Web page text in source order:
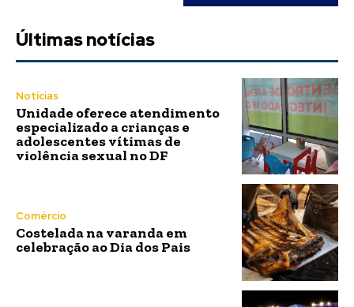
Últimas notícias
Notícias
Unidade oferece atendimento
especializado a crianças e
adolescentes vítimas de
violência sexual no DF
Comércio
Costelada na varanda em
celebração ao Dia dos Pais